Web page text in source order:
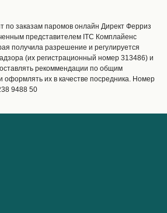
Грузоперевозки
по заказам паромов онлайн Директ Ферриз
представителем ITC Комплайенс
получила разрешение и регулируется
(их регистрационный номер 313486) и
рекоммендации по общим
оформлять их в качестве посредника. Номер
9488 50